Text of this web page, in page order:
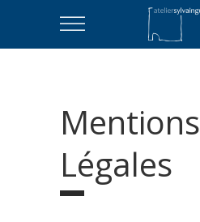
Mentions
Légales